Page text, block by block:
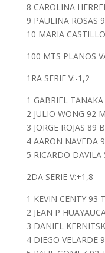
8 CAROLINA
9 PAULINA ROSAS
10 MARIA
100 MTS PLANOS
1RA SERIE V:-1,2
1 GABRIEL
2 JULIO WONG 92
3 JORGE ROJAS 89
4 AARON NAVEDA
5 RICARDO
2DA SERIE V:+1,8
1 KEVIN CENTY 93
2 JEAN P
3 DANIEL
4 DIEGO VELARDE